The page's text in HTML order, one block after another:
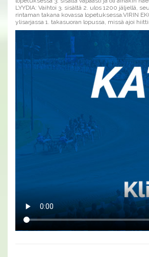
LYYDIA: Vaihtoi 3. sisältä 2. ulos 1200 jäljellä,
rintaman takana kovassa lopetuksessa.VIRIN
ylisarjassa 1. takasuoran lopussa, missä ajoi